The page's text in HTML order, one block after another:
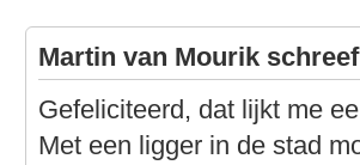
Martin van Mourik
Gefeliciteerd, dat lijkt me
Met een ligger in de stad